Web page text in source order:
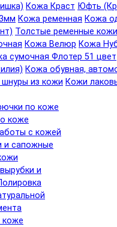
Кожа Краст Юфть
Кожа ременная Кожа
Толстые ременные
Кожа Велюр Кожа
сумочная Флотер 51 цвет
Кожа обувная,
шнуры из кожи Кожи
по коже
коже
с кожей
и сапожные
и
коже